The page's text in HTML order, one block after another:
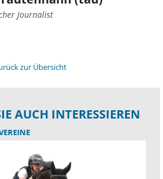
Journalist
zur Übersicht
AUCH INTERESSIEREN